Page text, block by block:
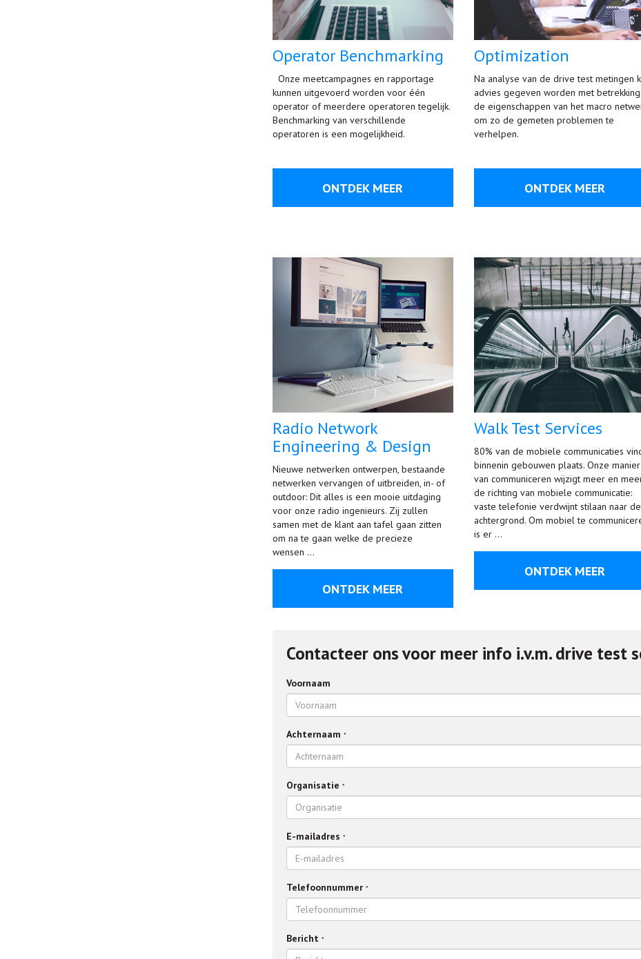
Operator Benchmarking
Onze meetcampagnes en rapportage
kunnen uitgevoerd worden voor één
operator of meerdere operatoren tegelijk.
Benchmarking van verschillende
operatoren is een mogelijkheid.
ONTDEK MEER
Optimization
Na analyse van de drive test metingen
advies gegeven worden met
de eigenschappen van het macro
om zo de gemeten problemen te
verhelpen.
ONTDEK MEER
Radio Network
Engineering & Design
Nieuwe netwerken ontwerpen, bestaande
netwerken vervangen of uitbreiden, in- of
outdoor: Dit alles is een mooie uitdaging
voor onze radio ingenieurs. Zij zullen
samen met de klant aan tafel gaan zitten
om na te gaan welke de precieze
wensen …
ONTDEK MEER
Walk Test Services
80% van de mobiele communicaties
binnenin gebouwen plaats. Onze manier
van communiceren wijzigt meer en
de richting van mobiele communicatie:
vaste telefonie verdwijnt stilaan naar de
achtergrond. Om mobiel te
is er …
ONTDEK MEER
Contacteer ons voor meer info i.v.m. drive test
Voornaam
Achternaam *
Organisatie *
E-mailadres *
Telefoonnummer *
Bericht *